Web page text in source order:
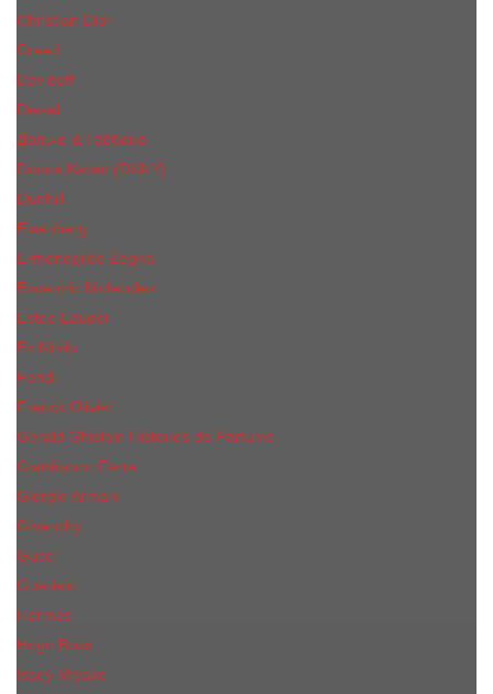
Christian Dior
Creed
Davidoff
Diesel
Дольче & Габбана
Donna Karan (DKNY)
Dunhill
Eisenberg
Ermenegildo Zegna
Escentric Molecules
Еsteе Lаudеr
Ex Nihilo
Fendi
Franck Olivier
Gerald Ghislain Histoires de Parfums
Gianfranco Ferre
Giorgio Armani
Givenchy
Gucci
Guerlain
Hermes
Hugo Boss
Issey Miyake